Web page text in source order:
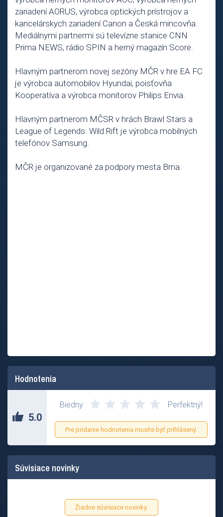
zariadení AORUS, výrobca optických prístrojov a
kancelárskych zariadení Canon a Česká mincovňa.
Mediálnymi partnermi sú televízne stanice CNN
Prima NEWS, rádio SPIN a herný magazín Score.
Hlavným partnerom novej sezóny MČR v hre EA FC
je výrobca automobilov Hyundai, poisťovňa
Kooperatíva a výrobca monitorov Philips Envia.
Hlavným partnerom MČSR v hrách Brawl Stars a
League of Legends: Wild Rift je výrobca mobilných
telefónov Samsung.
MČR je organizované za podpory mesta Brna.
Hodnotenia
5.0
Biedny Perfektný!
Pre pridanie hodnotenia musíte byť prihlásený.
Súvisiace novinky
Žiadne súvisiace novinky.